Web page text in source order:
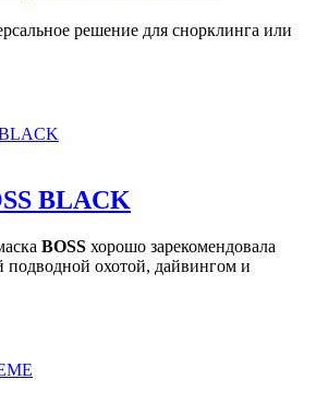
решение для снорклинга или
BLACK
BOSS хорошо зарекомендовала
подводной охотой, дайвингом и